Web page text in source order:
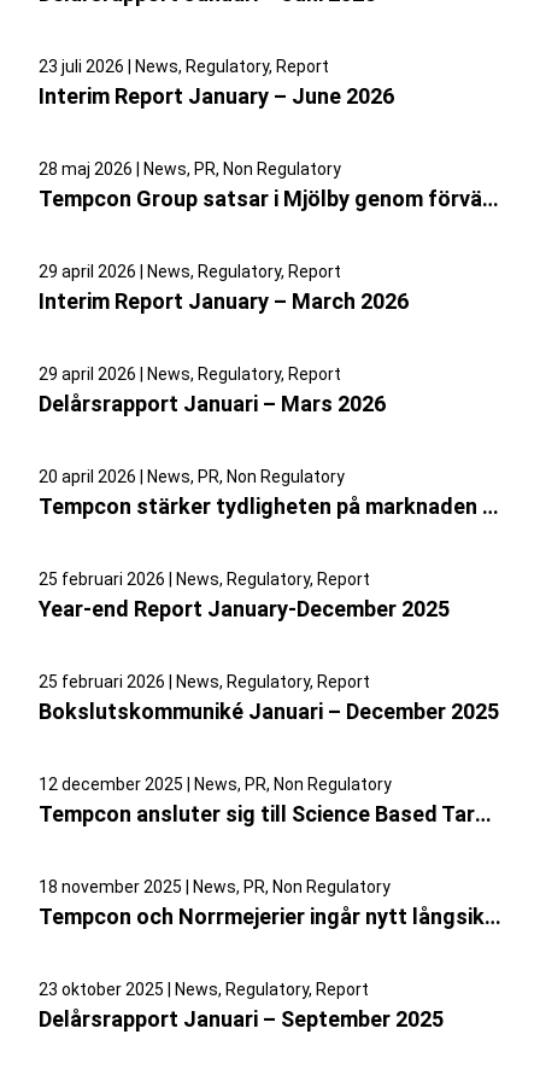
23 juli 2026 | News, Regulatory, Report
Interim Report January – June 2026
28 maj 2026 | News, PR, Non Regulatory
Tempcon Group satsar i Mjölby genom förvärvet av Fågelsta Property
29 april 2026 | News, Regulatory, Report
Interim Report January – March 2026
29 april 2026 | News, Regulatory, Report
Delårsrapport Januari – Mars 2026
20 april 2026 | News, PR, Non Regulatory
Tempcon stärker tydligheten på marknaden – samlar hela koncernen under ett och samma varumärke
25 februari 2026 | News, Regulatory, Report
Year-end Report January-December 2025
25 februari 2026 | News, Regulatory, Report
Bokslutskommuniké Januari – December 2025
12 december 2025 | News, PR, Non Regulatory
Tempcon ansluter sig till Science Based Targets initiative för att accelerera klimatomställningen
18 november 2025 | News, PR, Non Regulatory
Tempcon och Norrmejerier ingår nytt långsiktigt samarbete
23 oktober 2025 | News, Regulatory, Report
Delårsrapport Januari – September 2025